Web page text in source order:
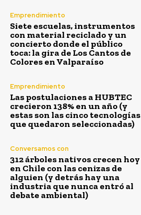
Emprendimiento
Siete escuelas, instrumentos
con material reciclado y un
concierto donde el público
toca: la gira de Los Cantos de
Colores en Valparaíso
Emprendimiento
Las postulaciones a HUBTEC
crecieron 138% en un año (y
estas son las cinco tecnologías
que quedaron seleccionadas)
Conversamos con
312 árboles nativos crecen hoy
en Chile con las cenizas de
alguien (y detrás hay una
industria que nunca entró al
debate ambiental)